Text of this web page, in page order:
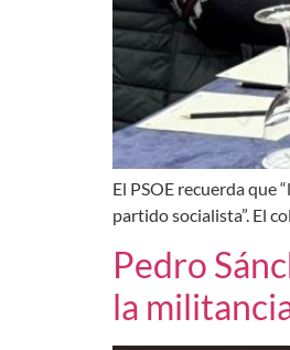
El PSOE recuerda que
partido socialista”. El
Pedro
la